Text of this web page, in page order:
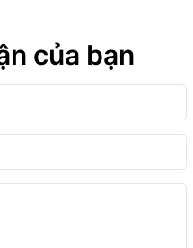
của bạn